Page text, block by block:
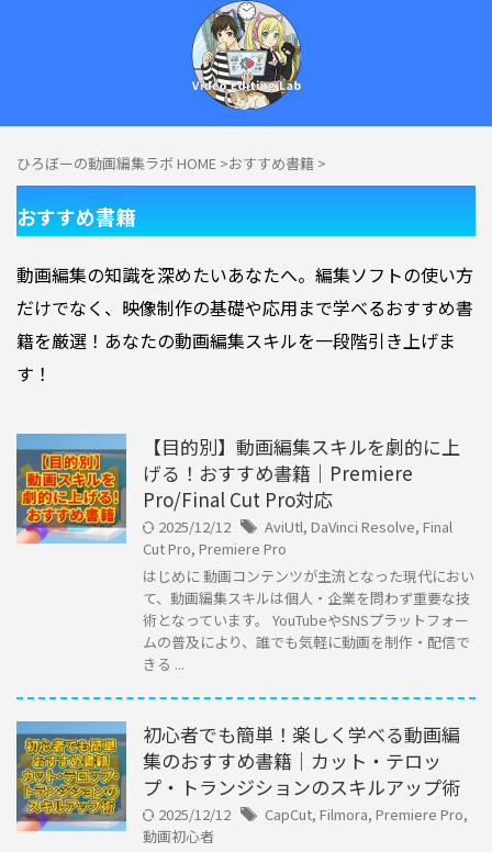
今日からあなたもクリエイター！ひろぼーと学ぶ、動画編集の基本！
ひろぼーの動画編集ラボ HOME >おすすめ書籍 >
おすすめ書籍
動画編集の知識を深めたいあなたへ。編集ソフトの使い方
だけでなく、映像制作の基礎や応用まで学べるおすすめ書
籍を厳選！あなたの動画編集スキルを一段階引き上げま
す！
【目的別】動画編集スキルを劇的に上
げる！おすすめ書籍｜Premiere
Pro/Final Cut Pro対応
2025/12/12 AviUtl, DaVinci Resolve, Final
Cut Pro, Premiere Pro
はじめに 動画コンテンツが主流となった現代におい
て、動画編集スキルは個人・企業を問わず重要な技
術となっています。 YouTubeやSNSプラットフォー
ムの普及により、誰でも気軽に動画を制作・配信で
きる ...
初心者でも簡単！楽しく学べる動画編
集のおすすめ書籍｜カット・テロッ
プ・トランジションのスキルアップ術
2025/12/12 CapCut, Filmora, Premiere Pro,
動画初心者